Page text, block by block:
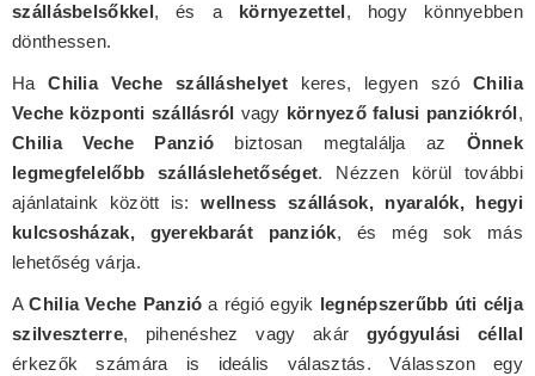
szállásbelsőkkel , és a környezettel , hogy könnyebben
dönthessen.
HaChilia Veche szálláshelyetkeres, legyen szóChilia
Veche központi szállásról vagy környező falusi panziókról ,
Chilia Veche Panzió biztosan megtalálja az Önnek
legmegfelelőbb szálláslehetőséget. Nézzen körül további
ajánlataink között is:wellness szállások, nyaralók, hegyi
kulcsosházak, gyerekbarát panziók, és még sok más
lehetőség várja.
AChilia Veche Panzió a régió egyik legnépszerűbb úti célja
szilveszterre, pihenéshez vagy akár gyógyulási céllal
érkezők számára is ideális választás. Válasszon egy